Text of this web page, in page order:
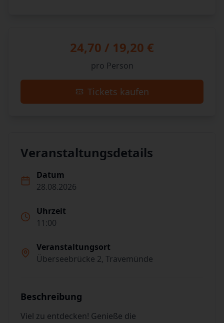
24,70 / 19,20 €
pro Person
Tickets kaufen
Veranstaltungsdetails
Datum
28.08.2026
Uhrzeit
11:00
Veranstaltungsort
Überseebrücke 2, Travemünde
Beschreibung
Viel zu entdecken! Genieße die